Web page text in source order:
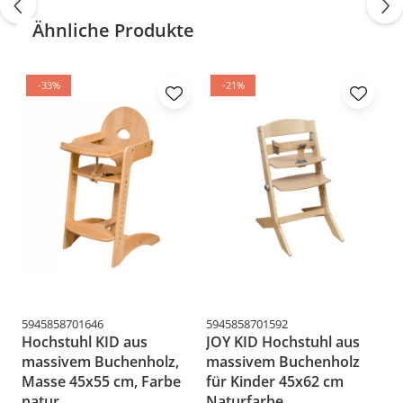
Materialart für Rahmen:
Materialart für
Arbeitsplatte:
Eiche
ABMESSUNGEN
Kommode
Kommode mit 2
Modulen
Breite:
410 mm
Höhe:
720 mm
Ähnliche Produkte
-33%
5945858701646
Hochstuhl KID aus
massivem Buchenholz,
Masse 45x55 cm, Farbe
-21%
5945858701592
JOY KID Hochstuhl aus
massivem Buchenholz
für Kinder 45x62 cm